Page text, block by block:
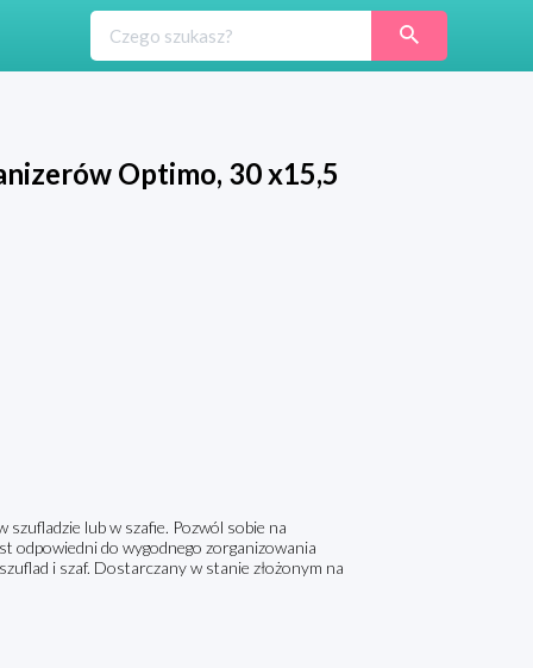
Optimo, 30 x15,5
lub w szafie. Pozwól sobie na
odpowiedni do wygodnego zorganizowania
i szaf. Dostarczany w stanie złożonym na